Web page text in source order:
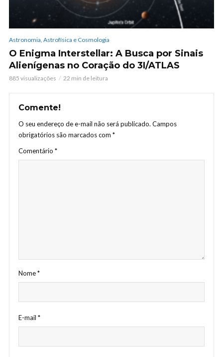
Astronomia, Astrofísica e Cosmologia
O Enigma Interstellar: A Busca por Sinais
Alienígenas no Coração do 3I/ATLAS
885 visualizações 22 min de leitura
Comente!
O seu endereço de e-mail não será publicado. Campos
obrigatórios são marcados com *
Comentário *
Nome*
E-mail *